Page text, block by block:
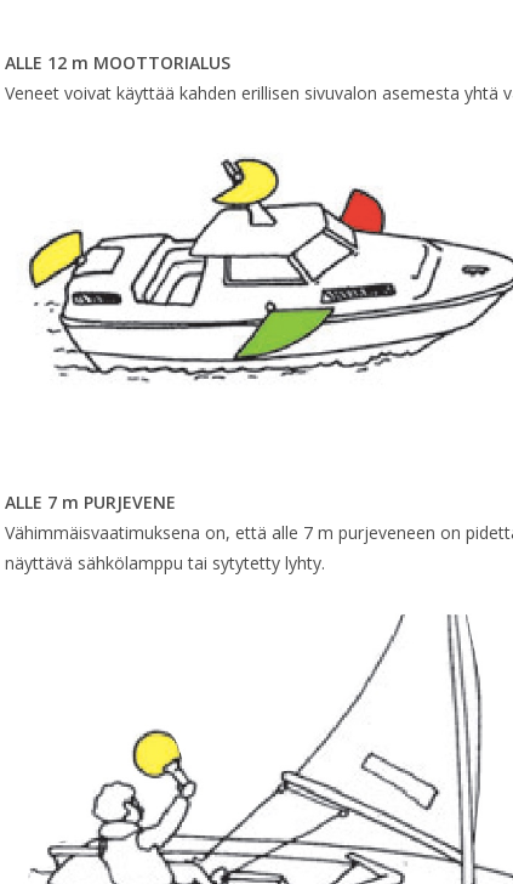
ALLE 12 m MOOTTORIALUS
Veneet voivat käyttää kahden erillisen sivuvalon asemesta yhtä
ALLE 7 m PURJEVENE
Vähimmäisvaatimuksena on, että alle 7 m purjeveneen on
näyttävä sähkölamppu tai sytytetty lyhty.